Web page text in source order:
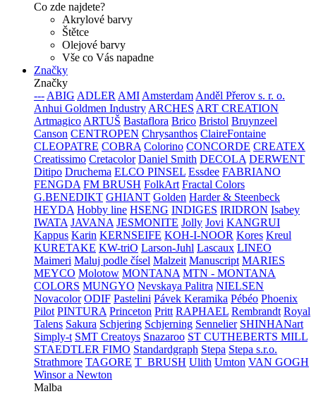
Co zde najdete?
Akrylové barvy
Štětce
Olejové barvy
Vše co Vás napadne
Značky
Značky
--- ABIG ADLER AMI Amsterdam Anděl Přerov s. r. o.
Anhui Goldmen Industry ARCHES ART CREATION
Artmagico ARTUŠ Bastaflora Brico Bristol Bruynzeel
Canson CENTROPEN Chrysanthos ClaireFontaine
CLEOPATRE COBRA Colorino CONCORDE CREATEX
Creatissimo Cretacolor Daniel Smith DECOLA DERWENT
Ditipo Druchema ELCO PINSEL Essdee FABRIANO
FENGDA FM BRUSH FolkArt Fractal Colors
G.BENEDIKT GHIANT Golden Harder & Steenbeck
HEYDA Hobby line HSENG INDIGES IRIDRON Isabey
IWATA JAVANA JESMONITE Jolly Jovi KANGRUI
Kappus Karin KERNSEIFE KOH-I-NOOR Kores Kreul
KURETAKE KW-triO Larson-Juhl Lascaux LINEO
Maimeri Maluj podle čísel Malzeit Manuscript MARIES
MEYCO Molotow MONTANA MTN - MONTANA
COLORS MUNGYO Nevskaya Palitra NIELSEN
Novacolor ODIF Pastelini Pávek Keramika Pébéo Phoenix
Pilot PINTURA Princeton Pritt RAPHAEL Rembrandt Royal
Talens Sakura Schjering Schjerning Sennelier SHINHANart
Simply-t SMT Creatoys Snazaroo ST CUTHEBERTS MILL
STAEDTLER FIMO Standardgraph Stepa Stepa s.r.o.
Strathmore TAGORE T_BRUSH Ulith Umton VAN GOGH
Winsor a Newton
Malba